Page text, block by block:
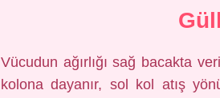
Vücudun ağırlığı sağ bacakta
kolona dayanır, sol kol atış